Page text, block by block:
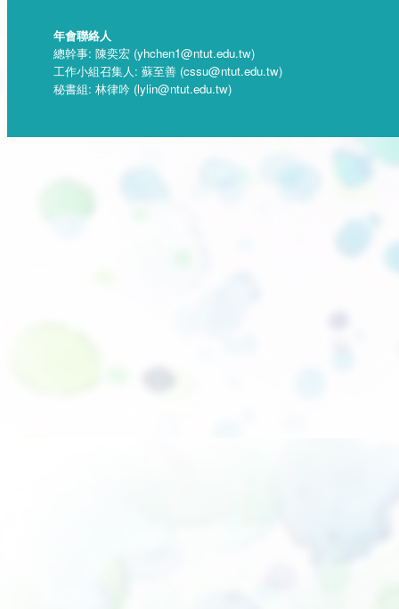
年會聯絡人
總幹事: 陳奕宏 (yhchen1@ntut.edu.tw)
工作小組召集人: 蘇至善 (cssu@ntut.edu.tw)
秘書組: 林律吟 (lylin@ntut.edu.tw)